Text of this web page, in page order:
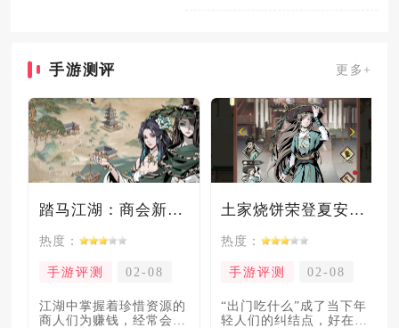
手游测评 更多+
踏马江湖：商会新玩法坑惨奸商，拼多多砍一砍洗脑夏安！
热度：
手游评测 02-08
​江湖中掌握着珍惜资源的
商人们为赚钱，经常会让
土家烧饼荣登夏安必吃榜？烧饼西施摇身成流量网红！
热度：
手游评测 02-08
“出门吃什么”成了当下年
轻人们的纠结点，好在美